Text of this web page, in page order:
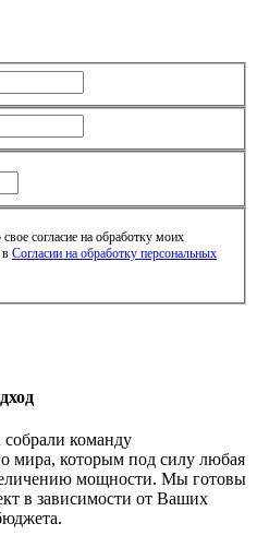
согласие на обработку моих
в Согласии на обработку персональных
команду
мира, которым под силу любая
мощности. Мы готовы
в зависимости от Ваших